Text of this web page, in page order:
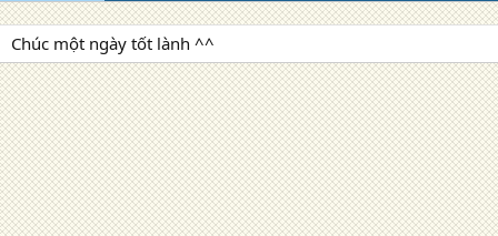
Chúc một ngày tốt lành ^^